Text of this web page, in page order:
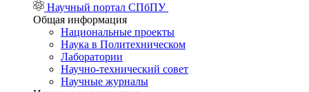
Научный портал СПбПУ
Общая информация
Национальные проекты
Наука в Политехническом
Лаборатории
Научно-технический совет
Научные журналы